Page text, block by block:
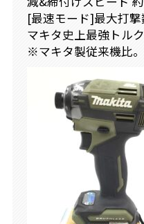
[最速モード]最大打
マキタ史上最強トル
※マキタ製従来機比。